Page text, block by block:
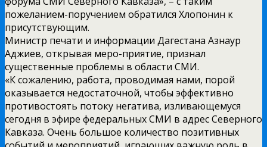
пожеланием-поручением обратился Хлопонин к
присутствующим.
Министр печати и информации Дагестана Азнаур
Аджиев, открывая меро-приятие, признал
существенные проблемы в области СМИ.
«К сожалению, работа, проводимая нами, порой
оказывается недостаточной, чтобы эффективно
противостоять потоку негатива, изливающемуся
сегодня в эфире федеральных СМИ в адрес Северного
Кавказа. Очень большое количество позитивных